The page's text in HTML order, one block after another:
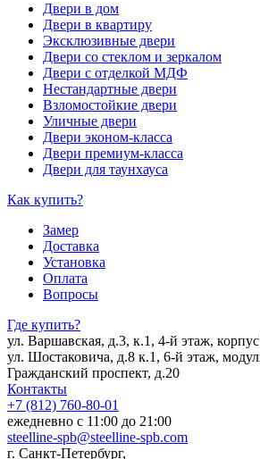
Двери в дом
Двери в квартиру
Эксклюзивные двери
Двери со стеклом и зеркалом
Двери с отделкой МДФ
Нестандартные двери
Взломостойкие двери
Уличные двери
Двери эконом-класса
Двери премиум-класса
Двери для таунхауса
Как купить?
Замер
Доставка
Установка
Оплата
Вопросы
Где купить?
ул. Варшавская, д.3, к.1, 4-й этаж,
ул. Шостаковича, д.8 к.1, 6-й этаж,
Гражданский проспект, д.20
Контакты
+7 (812) 760-80-01
ежедневно с 11:00 до 21:00
steelline-spb@steelline-spb.com
г. Санкт-Петербург,